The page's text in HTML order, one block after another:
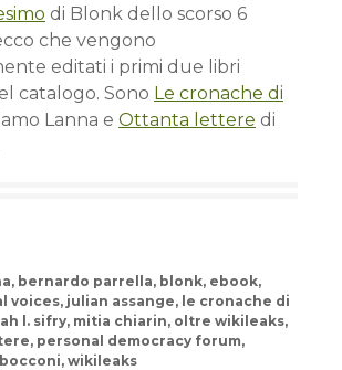
di Blonk dello scorso 6
che vengono
editati i primi due libri
catalogo. Sono Le cronache di
Lanna e Ottanta lettere di
, bernardo parrella, blonk, ebook,
voices, julian assange, le cronache di
l. sifry, mitia chiarin, oltre wikileaks,
, personal democracy forum,
, wikileaks